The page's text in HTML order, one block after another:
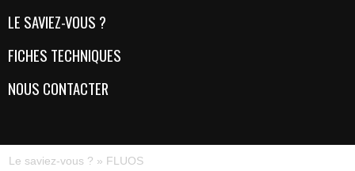
LE SAVIEZ-VOUS ?
FICHES TECHNIQUES
NOUS CONTACTER
Le saviez-vous ? » FLUOS